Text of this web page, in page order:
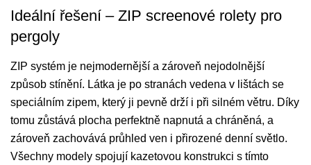
Ideální řešení – ZIP screenové rolety pro
pergoly
ZIP systém je nejmodernější a zároveň nejodolnější
způsob stínění. Látka je po stranách vedena v lištách se
speciálním zipem, který ji pevně drží i při silném větru. Díky
tomu zůstává plocha perfektně napnutá a chráněná, a
zároveň zachovává průhled ven i přirozené denní světlo.
Všechny modely spojují kazetovou konstrukci s tímto